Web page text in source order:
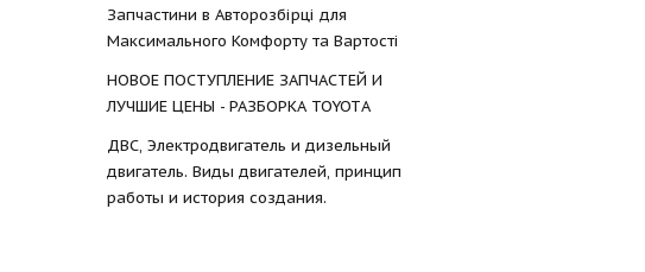
Запчастини в Авторозбірці для
Максимального Комфорту та Вартості
НОВОЕ ПОСТУПЛЕНИЕ ЗАПЧАСТЕЙ И
ЛУЧШИЕ ЦЕНЫ - РАЗБОРКА TOYOTА
ДВС, Электродвигатель и дизельный
двигатель. Виды двигателей, принцип
работы и история создания.